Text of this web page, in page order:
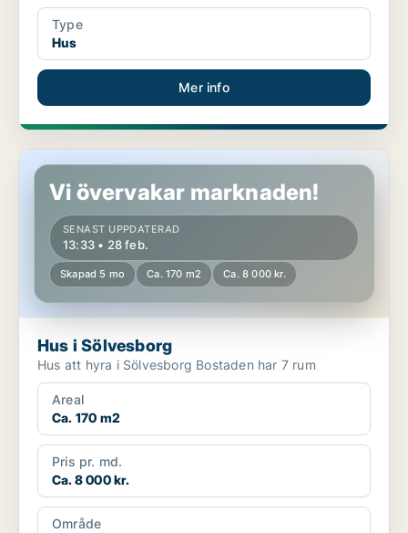
Type
Hus
Mer info
Hus i Sölvesborg
Vi övervakar marknaden!
SENAST UPPDATERAD
13:33 • 28 feb.
Skapad 5 mo Ca. 170 m2 Ca. 8 000 kr.
Hus i Sölvesborg
Hus att hyra i Sölvesborg Bostaden har 7 rum
Areal
Ca. 170 m2
Pris pr. md.
Ca. 8 000 kr.
Område